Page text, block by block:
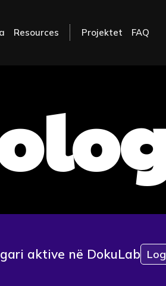
Resources Projektet FAQ
aktive në DokuLab